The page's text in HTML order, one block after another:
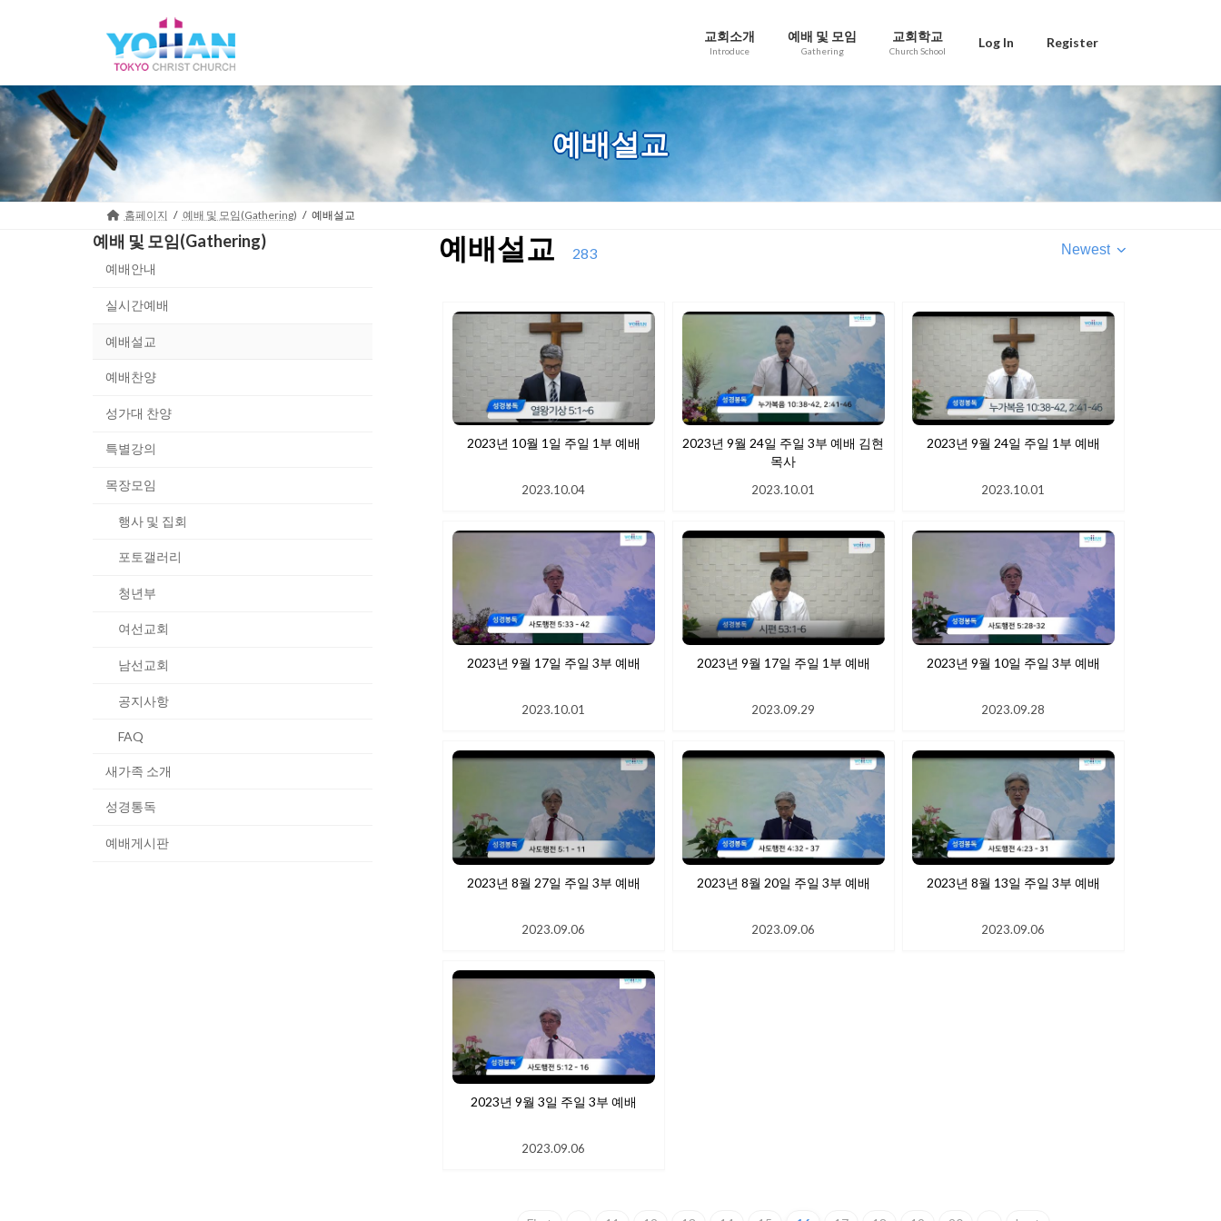
교회소개
Introduce
예배 및 모임
Gathering
교회학교
Church School
Log In Register
예배설교
홈페이지 예배 및 모임(Gathering) 예배설교
예배설교 283 Newest
2023년 10월 1일 주일 1부 예배
2023.10.04
2023년 9월 24일 주일 3부 예배 김현
목사
2023.10.01
2023년 9월 24일 주일 1부 예배
2023.10.01
2023년 9월 17일 주일 3부 예배
2023.10.01
2023년 9월 17일 주일 1부 예배
2023.09.29
2023년 9월 10일 주일 3부 예배
2023.09.28
2023년 8월 27일 주일 3부 예배
2023.09.06
2023년 8월 20일 주일 3부 예배
2023.09.06
2023년 8월 13일 주일 3부 예배
2023.09.06
2023년 9월 3일 주일 3부 예배
2023.09.06
예배 및 모임(Gathering)
예배안내
실시간예배
예배설교
예배찬양
성가대 찬양
특별강의
목장모임
행사 및 집회
포토갤러리
청년부
여선교회
남선교회
공지사항
FAQ
새가족 소개
성경통독
예배게시판